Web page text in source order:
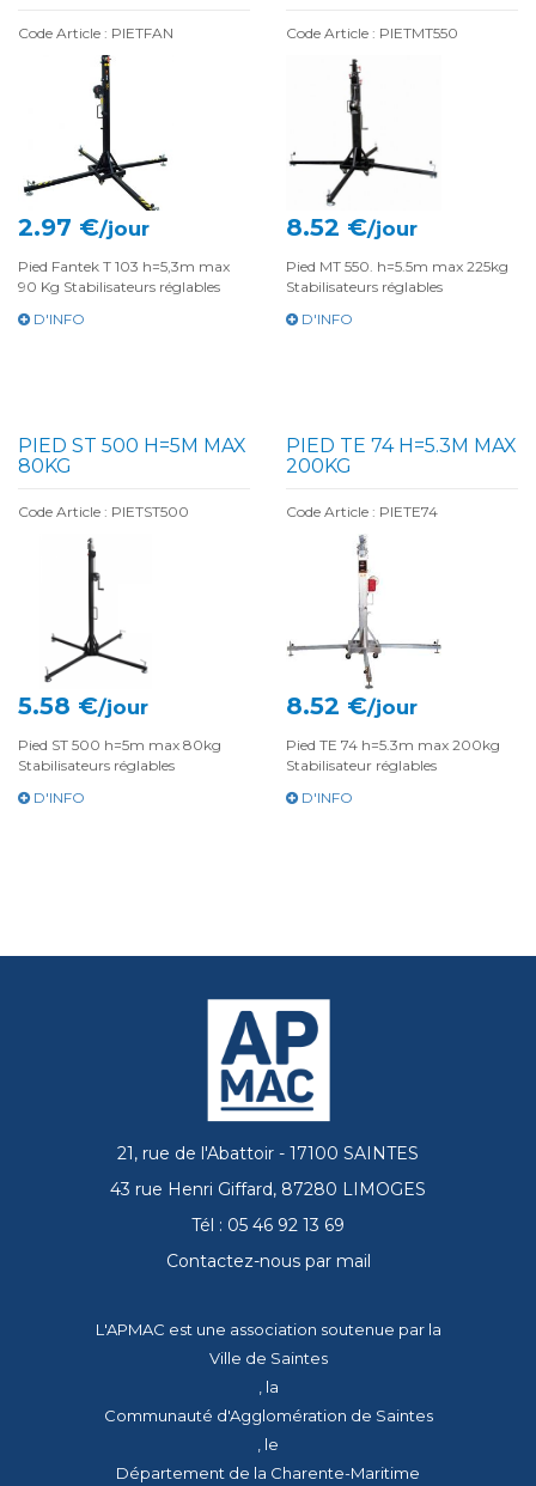
Code Article : PIETFAN
2.97 €/jour
Pied Fantek T 103 h=5,3m max
90 Kg Stabilisateurs réglables
D'INFO
Code Article : PIETMT550
8.52 €/jour
Pied MT 550. h=5.5m max 225kg
Stabilisateurs réglables
D'INFO
PIED ST 500 H=5M MAX
80KG
Code Article : PIETST500
5.58 €/jour
Pied ST 500 h=5m max 80kg
Stabilisateurs réglables
D'INFO
PIED TE 74 H=5.3M MAX
200KG
Code Article : PIETE74
8.52 €/jour
Pied TE 74 h=5.3m max 200kg
Stabilisateur réglables
D'INFO
21, rue de l'Abattoir - 17100 SAINTES
43 rue Henri Giffard, 87280 LIMOGES
Tél : 05 46 92 13 69
Contactez-nous par mail
L'APMAC est une association soutenue par la
Ville de Saintes
, la
Communauté d'Agglomération de Saintes
, le
Département de la Charente-Maritime